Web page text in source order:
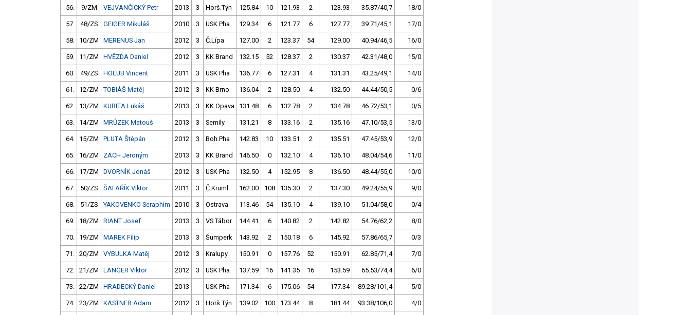
56. 9/ZM VEJVANČICKÝ Petr 2013 3 Horš.Týn 125.84 10 121.93 2 123.93 35.87/40,7 18/0
57. 48/ZS GEIGER Mikuláš 2010 3 USK Pha 129.34 6 121.77 6 127.77 39.71/45,1 17/0
58. 10/ZM MERENUS Jan 2012 3 Č.Lípa 127.00 2 123.37 54 129.00 40.94/46,5 16/0
59. 11/ZM HVĚZDA Daniel 2012 3 KK Brand 132.15 52 128.37 2 130.37 42.31/48,0 15/0
60. 49/ZS HOLUB Vincent 2011 3 USK Pha 136.77 6 127.31 4 131.31 43.25/49,1 14/0
61. 12/ZM TOBIÁŠ Matěj 2012 3 KK Brno 136.04 2 128.50 4 132.50 44.44/50,5 0/6
62. 13/ZM KUBITA Lukáš 2013 3 KK Opava 131.48 6 132.78 2 134.78 46.72/53,1 0/5
63. 14/ZM MRŮZEK Matouš 2013 3 Semily 131.21 8 133.16 2 135.16 47.10/53,5 13/0
64. 15/ZM PLUTA Štěpán 2012 3 Boh.Pha 142.83 10 133.51 2 135.51 47.45/53,9 12/0
65. 16/ZM ZACH Jeroným 2013 3 KK Brand 146.50 0 132.10 4 136.10 48.04/54,6 11/0
66. 17/ZM DVORNÍK Jonáš 2012 3 USK Pha 132.50 4 152.95 8 136.50 48.44/55,0 10/0
67. 50/ZS ŠAFAŘÍK Viktor 2011 3 Č.Kruml. 162.00 108 135.30 2 137.30 49.24/55,9 9/0
68. 51/ZS YAKOVENKO Seraphim 2010 3 Ostrava 113.46 54 135.10 4 139.10 51.04/58,0 0/4
69. 18/ZM RIANT Josef 2013 3 VS Tábor 144.41 6 140.82 2 142.82 54.76/62,2 8/0
70. 19/ZM MAREK Filip 2013 3 Šumperk 143.92 2 150.18 6 145.92 57.86/65,7 0/3
71. 20/ZM VYBULKA Matěj 2012 3 Kralupy 150.91 0 157.76 52 150.91 62.85/71,4 7/0
72. 21/ZM LANGER Viktor 2012 3 USK Pha 137.59 16 141.35 16 153.59 65.53/74,4 6/0
73. 22/ZM HRADECKÝ Daniel 2013 USK Pha 171.34 6 175.06 54 177.34 89.28/101,4 5/0
74. 23/ZM KASTNER Adam 2012 3 Horš.Týn 139.02 100 173.44 8 181.44 93.38/106,0 4/0